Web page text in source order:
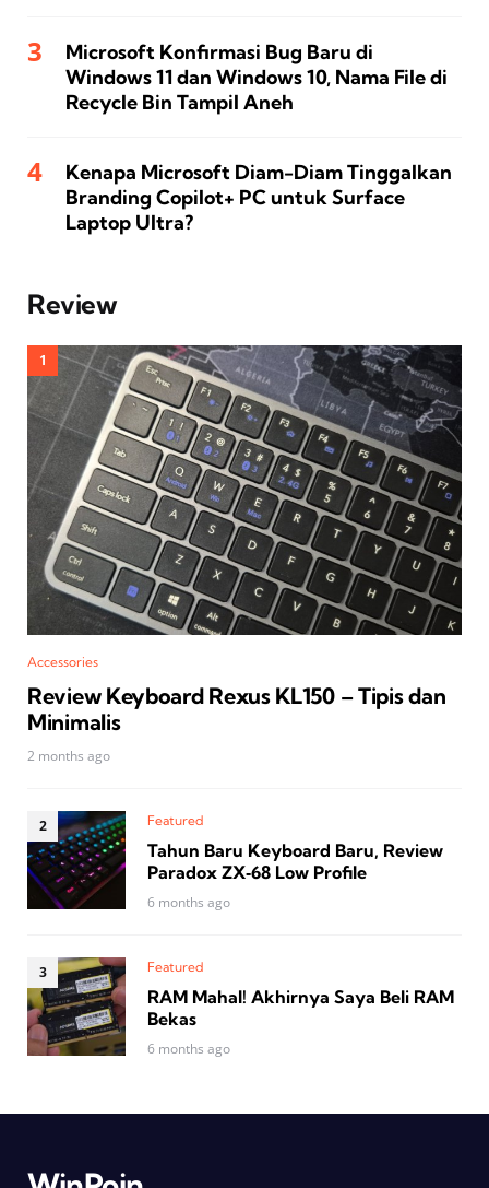
Microsoft Konfirmasi Bug Baru di
Windows 11 dan Windows 10, Nama File di
Recycle Bin Tampil Aneh
Kenapa Microsoft Diam-Diam Tinggalkan
Branding Copilot+ PC untuk Surface
Laptop Ultra?
Review
Accessories
Review Keyboard Rexus KL150 – Tipis dan
Minimalis
2 months ago
Featured
Tahun Baru Keyboard Baru, Review
Paradox ZX‑68 Low Profile
6 months ago
Featured
RAM Mahal! Akhirnya Saya Beli RAM
Bekas
6 months ago